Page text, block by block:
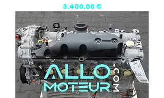
Pris
3.400,00 €